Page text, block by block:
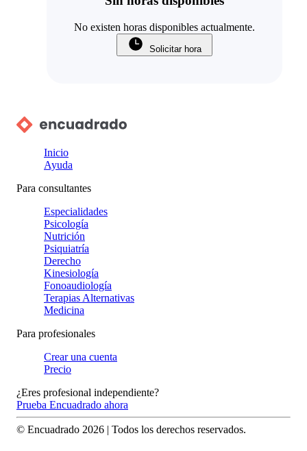
No existen horas disponibles actualmente.
Solicitar hora
Inicio
Ayuda
Para consultantes
Especialidades
Psicología
Nutrición
Psiquiatría
Derecho
Kinesiología
Fonoaudiología
Terapias Alternativas
Medicina
Para profesionales
Crear una cuenta
Precio
¿Eres profesional independiente?
Prueba Encuadrado ahora
© Encuadrado 2026 | Todos los derechos reservados.